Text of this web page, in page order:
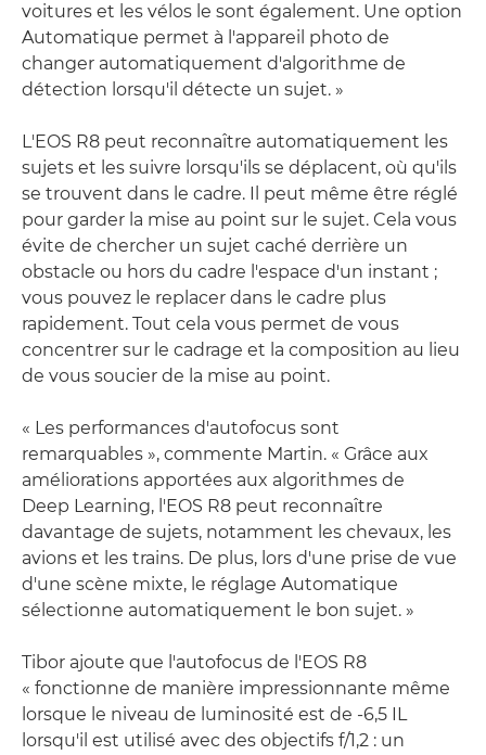
voitures et les vélos le sont également. Une option
Automatique permet à l'appareil photo de
changer automatiquement d'algorithme de
détection lorsqu'il détecte un sujet. »
L'EOS R8 peut reconnaître automatiquement les
sujets et les suivre lorsqu'ils se déplacent, où qu'ils
se trouvent dans le cadre. Il peut même être réglé
pour garder la mise au point sur le sujet. Cela vous
évite de chercher un sujet caché derrière un
obstacle ou hors du cadre l'espace d'un instant ;
vous pouvez le replacer dans le cadre plus
rapidement. Tout cela vous permet de vous
concentrer sur le cadrage et la composition au lieu
de vous soucier de la mise au point.
« Les performances d'autofocus sont
remarquables », commente Martin. « Grâce aux
améliorations apportées aux algorithmes de
Deep Learning, l'EOS R8 peut reconnaître
davantage de sujets, notamment les chevaux, les
avions et les trains. De plus, lors d'une prise de vue
d'une scène mixte, le réglage Automatique
sélectionne automatiquement le bon sujet. »
Tibor ajoute que l'autofocus de l'EOS R8
« fonctionne de manière impressionnante même
lorsque le niveau de luminosité est de -6,5 IL
lorsqu'il est utilisé avec des objectifs f/1,2 : un